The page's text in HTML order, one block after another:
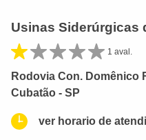
Usinas Siderúrgicas
1 aval.
Rodovia Con. Domênico
Cubatão - SP
ver horario de